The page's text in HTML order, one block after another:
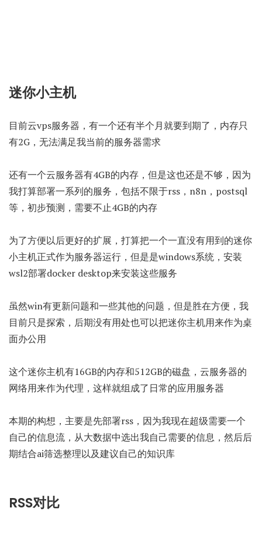
迷你小主机
目前云vps服务器，有一个还有半个月就要到期了，内存只
有2G，无法满足我当前的服务器需求
还有一个云服务器有4GB的内存，但是这也还是不够，因为
我打算部署一系列的服务，包括不限于rss，n8n，postsql
等，初步预测，需要不止4GB的内存
为了方便以后更好的扩展，打算把一个一直没有用到的迷你
小主机正式作为服务器运行，但是是windows系统，安装
wsl2部署docker desktop来安装这些服务
虽然win有更新问题和一些其他的问题，但是胜在方便，我
目前只是探索，后期没有用处也可以把迷你主机用来作为桌
面办公用
这个迷你主机有16GB的内存和512GB的磁盘，云服务器的
网络用来作为代理，这样就组成了日常的应用服务器
本期的构想，主要是先部署rss，因为我现在超级需要一个
自己的信息流，从大数据中选出我自己需要的信息，然后后
期结合ai筛选整理以及建议自己的知识库
RSS对比